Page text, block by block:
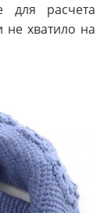
для расчета
хватило на